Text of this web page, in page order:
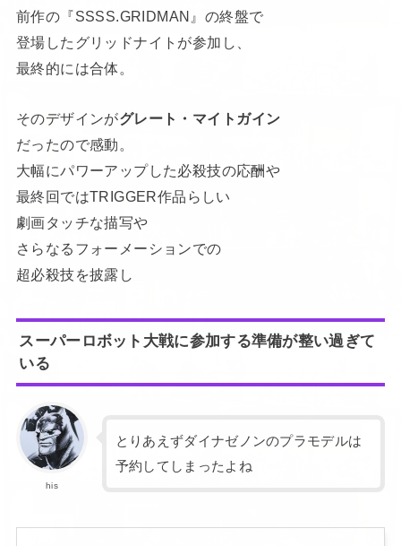
前作の『SSSS.GRIDMAN』の終盤で
登場したグリッドナイトが参加し、
最終的には合体。
そのデザインがグレート・マイトガイン
だったので感動。
大幅にパワーアップした必殺技の応酬や
最終回ではTRIGGER作品らしい
劇画タッチな描写や
さらなるフォーメーションでの
超必殺技を披露し
スーパーロボット大戦に参加する準備が整い過ぎて
いる
his
とりあえずダイナゼノンのプラモデルは
予約してしまったよね